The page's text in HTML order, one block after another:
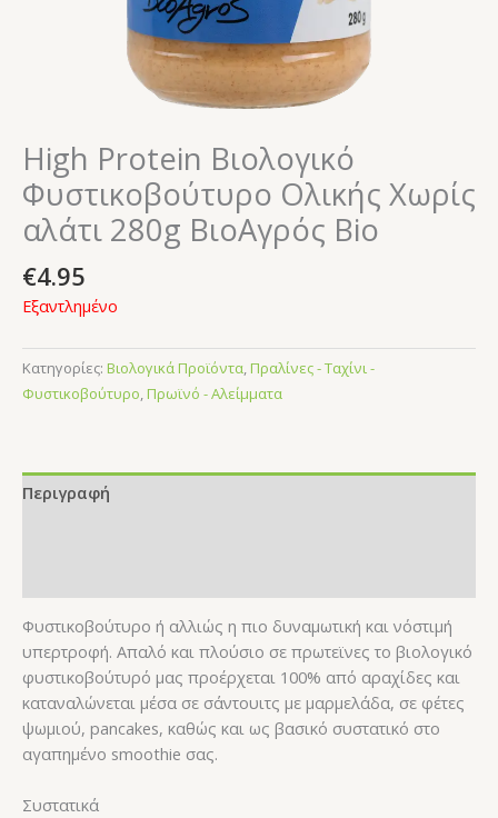
High Protein Βιολογικό
Φυστικοβούτυρο Ολικής Χωρίς
αλάτι 280g ΒιοΑγρός Bio
€4.95
Εξαντλημένο
Κατηγορίες: Βιολογικά Προϊόντα,Πραλίνες - Ταχίνι -
Φυστικοβούτυρο,Πρωϊνό - Αλείμματα
Περιγραφή
Φυστικοβούτυρο ή αλλιώς η πιο δυναμωτική και νόστιμή
υπερτροφή. Απαλό και πλούσιο σε πρωτεϊνες το βιολογικό
φυστικοβούτυρό µας προέρχεται 100% από αραχίδες και
καταναλώνεται µέσα σε σάντουιτς µε µαρµελάδα, σε φέτες
ψωµιού, pancakes, καθώς και ως βασικό συστατικό στο
αγαπημένο smoothie σας.
Συστατικά